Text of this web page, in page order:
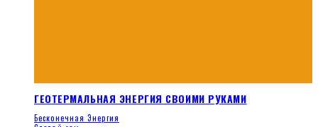
ГЕОТЕРМАЛЬНАЯ ЭНЕРГИЯ СВОИМИ РУКАМИ
Бесконечная Энергия